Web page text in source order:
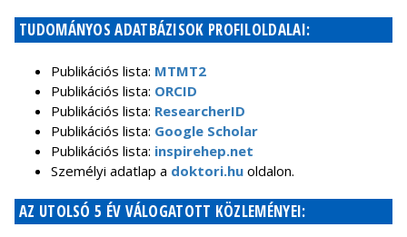
TUDOMÁNYOS ADATBÁZISOK PROFILOLDALAI:
Publikációs lista: MTMT2
Publikációs lista: ORCID
Publikációs lista: ResearcherID
Publikációs lista: Google Scholar
Publikációs lista: inspirehep.net
Személyi adatlap a doktori.hu oldalon.
AZ UTOLSÓ 5 ÉV VÁLOGATOTT KÖZLEMÉNYEI: